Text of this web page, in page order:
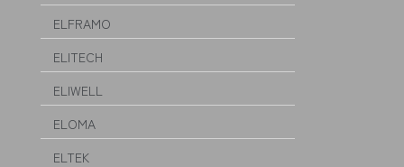
ELFRAMO
ELITECH
ELIWELL
ELOMA
ELTEK